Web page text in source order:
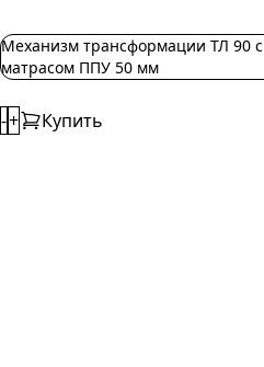
Механизм трансформации ТЛ 90 с
матрасом ППУ 50 мм
-+ Купить